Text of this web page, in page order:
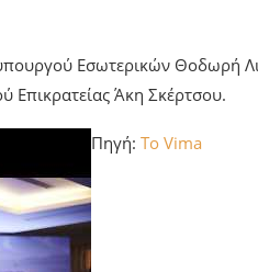
Εσωτερικών Θοδωρή
Επικρατείας Άκη Σκέρτσου.
Πηγή: To Vima